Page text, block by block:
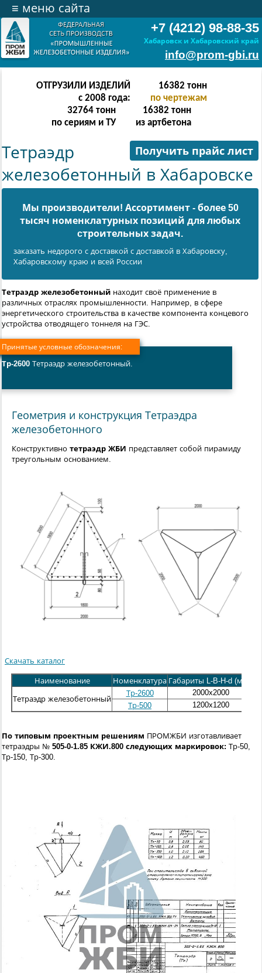
+7 (4212) 98-88-35
Хабаровск и Хабаровский край
info@prom-gbi.ru
≡ меню сайта
ОТГРУЗИЛИ ИЗДЕЛИЙ
с 2008 года:
32766 тонн
по чертежам
65532 тонн
по сериям и ТУ
32766 тонн
из артбетона
Получить прайс лист
Тетраэдр
железобетонный в Хабаровске
Мы производители! Ассортимент - более 50
тысяч номенклатурных позиций для любых
cтроительных задач.
заказать недорого с доставкой с доставкой в Хабаровску,
Хабаровскому краю и всей России
Тетраэдр железобетонный находит своё применение в
различных отраслях промышленности. Например, в сфере
энергетического строительства в качестве компонента концевого
устройства отводящего тоннеля на ГЭС.
Принятые условные обозначения:
Тр-2600 Тетраэдр железобетонный.
Геометрия и конструкция Тетраэдра
железобетонного
Конструктивно тетраэдр ЖБИ представляет собой пирамиду с
треугольным основанием.
Скачать каталог
Наименование Номенклатура Габариты L-B-H-d (мм.)
Тетраэдр железобетонный
Тр-2600
2000x2000
Тр-500
1200x1200
По типовым проектным решениям ПРОМЖБИ изготавливает
тетраэдры № 505-0-1.85 КЖИ.800 следующих маркировок: Тр-50,
Тр-150, Тр-300.